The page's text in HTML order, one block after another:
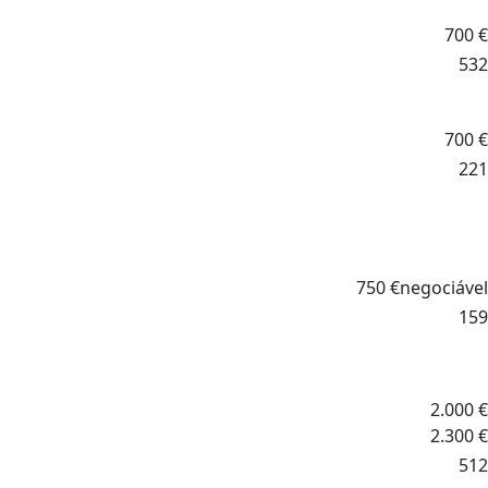
700€
532
700€
221
750€negociável
159
2.000€
2.300€
512